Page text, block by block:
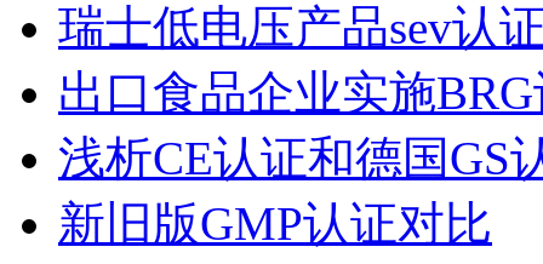
瑞士低电压产品sev认
出口食品企业实施
浅析CE认证和德国GS
新旧版GMP认证对比